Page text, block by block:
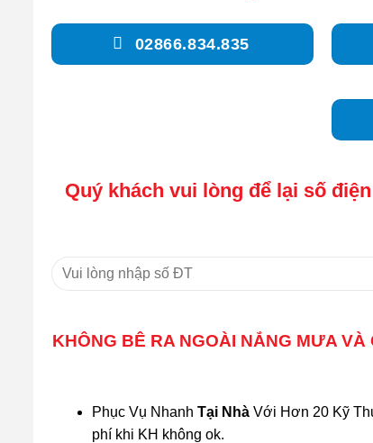
02866.834.835
Quý khách vui lòng để lại số
KHÔNG BÊ RA NGOÀI NẮNG MƯA
Phục Vụ Nhanh Tại Nhà Với Hơn 20 Kỹ
phí khi KH không ok.